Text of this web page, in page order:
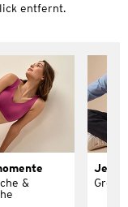
entfernt.
&